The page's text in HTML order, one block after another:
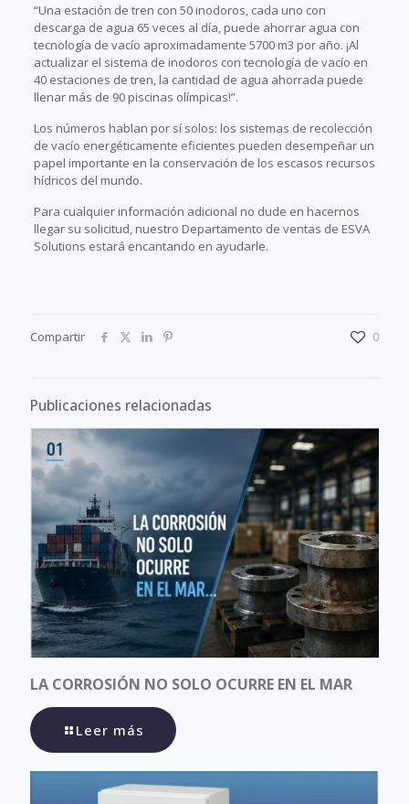
“Una estación de tren con 50 inodoros, cada uno con
descarga de agua 65 veces al día, puede ahorrar agua con
tecnología de vacío aproximadamente 5700 m3 por año. ¡Al
actualizar el sistema de inodoros con tecnología de vacío en
40 estaciones de tren, la cantidad de agua ahorrada puede
llenar más de 90 piscinas olímpicas!”.
Los números hablan por sí solos: los sistemas de recolección
de vacío energéticamente eficientes pueden desempeñar un
papel importante en la conservación de los escasos recursos
hídricos del mundo.
Para cualquier información adicional no dude en hacernos
llegar su solicitud, nuestro Departamento de ventas de ESVA
Solutions estará encantando en ayudarle.
Compartir 0
Publicaciones relacionadas
LA CORROSIÓN NO SOLO OCURRE EN EL MAR
Leer más